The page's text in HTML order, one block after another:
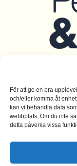
För att ge en bra
och/eller komma åt
kan vi behandla data
webbplats. Om du inte
detta påverka vissa